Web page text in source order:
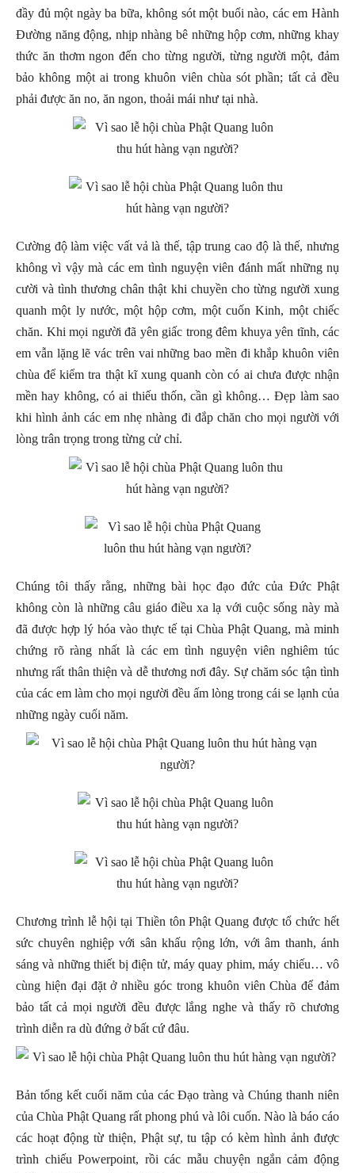
đầy đủ một ngày ba bữa, không sót một buổi nào, các em Hành
Đường năng động, nhịp nhàng bê những hộp cơm, những khay
thức ăn thơm ngon đến cho từng người, từng người một, đảm
bảo không một ai trong khuôn viên chùa sót phần; tất cả đều
phải được ăn no, ăn ngon, thoải mái như tại nhà.
Cường độ làm việc vất vả là thế, tập trung cao độ là thế, nhưng
không vì vậy mà các em tình nguyện viên đánh mất những nụ
cười và tình thương chân thật khi chuyền cho từng người xung
quanh một ly nước, một hộp cơm, một cuốn Kinh, một chiếc
chăn. Khi mọi người đã yên giấc trong đêm khuya yên tĩnh, các
em vẫn lặng lẽ vác trên vai những bao mền đi khắp khuôn viên
chùa để kiểm tra thật kĩ xung quanh còn có ai chưa được nhận
mền hay không, có ai thiếu thốn, cần gì không… Đẹp làm sao
khi hình ảnh các em nhẹ nhàng đi đắp chăn cho mọi người với
lòng trân trọng trong từng cử chỉ.
Chúng tôi thấy rằng, những bài học đạo đức của Đức Phật
không còn là những câu giáo điều xa lạ với cuộc sống này mà
đã được hợp lý hóa vào thực tế tại Chùa Phật Quang, mà minh
chứng rõ ràng nhất là các em tình nguyện viên nghiêm túc
nhưng rất thân thiện và dễ thương nơi đây. Sự chăm sóc tận tình
của các em làm cho mọi người đều ấm lòng trong cái se lạnh của
những ngày cuối năm.
Chương trình lễ hội tại Thiền tôn Phật Quang được tổ chức hết
sức chuyên nghiệp với sân khấu rộng lớn, với âm thanh, ánh
sáng và những thiết bị điện tử, máy quay phim, máy chiếu… vô
cùng hiện đại đặt ở nhiều góc trong khuôn viên Chùa để đảm
bảo tất cả mọi người đều được lắng nghe và thấy rõ chương
trình diễn ra dù đứng ở bất cứ đâu.
Bản tổng kết cuối năm của các Đạo tràng và Chúng thanh niên
của Chùa Phật Quang rất phong phú và lôi cuốn. Nào là báo cáo
các hoạt động từ thiện, Phật sự, tu tập có kèm hình ảnh được
trình chiếu Powerpoint, rồi các mẫu chuyện ngắn cảm động